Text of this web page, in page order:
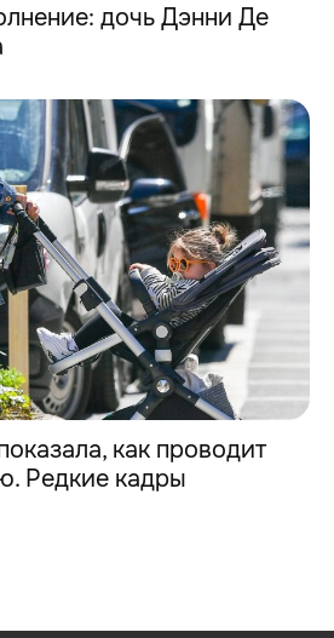
дочь Дэнни Де
как проводит
Редкие кадры